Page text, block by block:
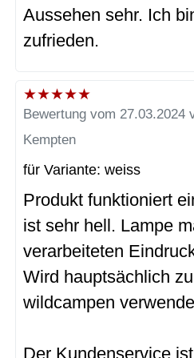
Aussehen sehr. Ich
zufrieden.
★★★★★
Bewertung vom 27.03.2024
Kempten
für Variante: weiss
Produkt funktioniert
ist sehr hell. Lampe
verarbeiteten
Wird hauptsächlich
wildcampen
Der Kundenservice